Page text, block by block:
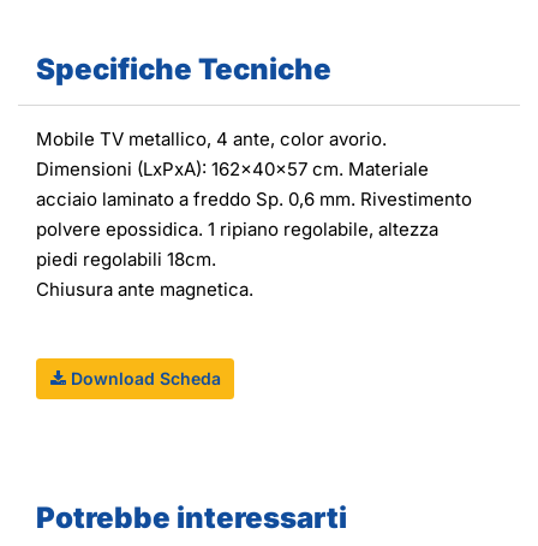
Specifiche Tecniche
Mobile TV metallico, 4 ante, color avorio.
Dimensioni (LxPxA): 162x40x57 cm. Materiale
acciaio laminato a freddo Sp. 0,6 mm. Rivestimento
polvere epossidica. 1 ripiano regolabile, altezza
piedi regolabili 18cm.
Chiusura ante magnetica.
Download Scheda
Potrebbe interessarti